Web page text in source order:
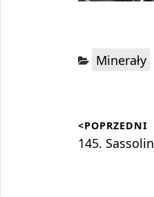
Kategorie:
Minerały
wpisu
<POPRZEDNI
Poprzedni
145. Sassolin